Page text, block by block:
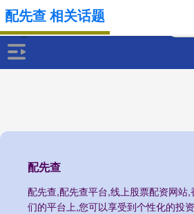
配先查
配先查,配先查平台,线上股票配资网站
们的平台上,您可以享受到个性化的投
配先查 相关话题